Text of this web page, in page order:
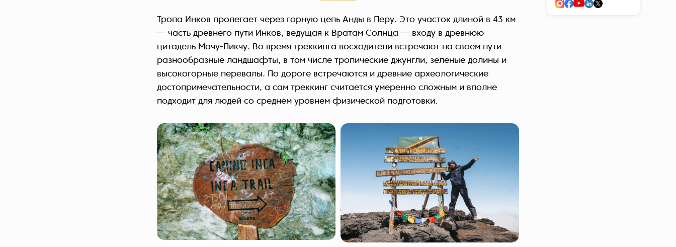
Тропа Инков пролегает через горную цепь Анды в Перу. Это участок длиной в 43 км
— часть древнего пути Инков, ведущая к Вратам Солнца — входу в древнюю
цитадель Мачу-Пикчу. Во время треккинга восходители встречают на своем пути
разнообразные ландшафты, в том числе тропические джунгли, зеленые долины и
высокогорные перевалы. По дороге встречаются и древние археологические
достопримечательности, а сам треккинг считается умеренно сложным и вполне
подходит для людей со среднем уровнем физической подготовки.